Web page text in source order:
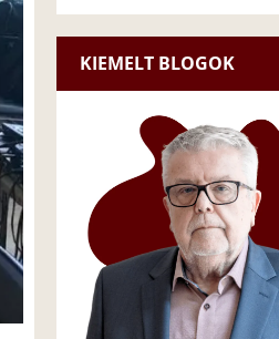
KIEMELT BLOGOK